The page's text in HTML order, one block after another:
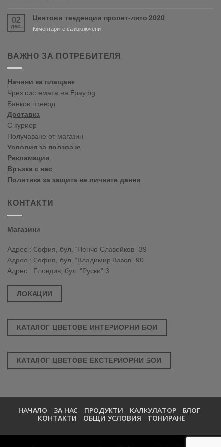
цветови
тенденции
Лято
02
дек.
Цветови тенденции пролет-лято 2020
Коментарите са изключениза
пролет-
ВАЖНО ЗА ПОТРЕБИТЕЛЯ
Начини на плащане
Чрез системата на Epay.bg
Банков превод
Доставка
С куриер
Получаване от магазин
Условия за ползване
Рекламации
Връзка с нас
Политика за защита на личните данни
КОНТАКТИ
Магазини
Адрес : София, бул. “Пенчо Славейков” 39
Адрес : София, бул. “Владимир Вазов” 90
Адрес : Пловдив, бул. "Руски" 3
ЛОКАЦИИ
КАТАЛОГ ЦВЕТОВЕ ИНТЕРИОРНИ БОИ
КАТАЛОГ ЦВЕТОВЕ ЕКСТЕРИОРНИ БОИ
НАЧАЛО ЗА НАС ПРОДУКТИ КАЛКУЛАТОР
БЛОГ
КОНТАКТИ
ОБЩИ УСЛОВИЯ ТОНИРАНЕ